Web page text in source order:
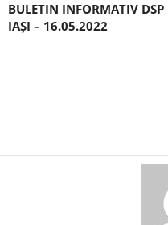
BULETIN INFORMATIV DSP
IAȘI – 16.05.2022